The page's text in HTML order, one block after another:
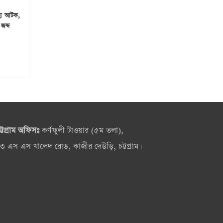
আটক,
অফিসঃকর্ণফুলী টাওয়ার (৫ম তলা),
এস এস খালেদ রোড, কাজীর দেউড়ি, চট্টগ্রাম।